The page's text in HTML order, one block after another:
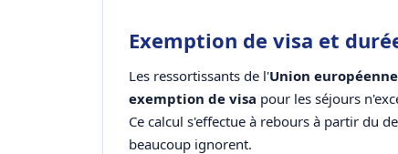
Exemption de visa et
Les ressortissants de l'Union européenne
exemption de visa pour les séjours
Ce calcul s'effectue à rebours à partir du
beaucoup ignorent.